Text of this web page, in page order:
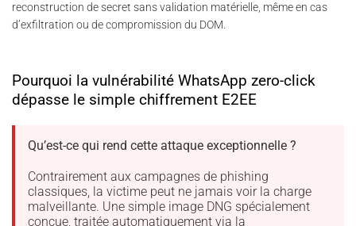
reconstruction de secret sans validation matérielle, même en cas
d’exfiltration ou de compromission du DOM.
Pourquoi la vulnérabilité WhatsApp zero-click
dépasse le simple chiffrement E2EE
Qu’est-ce qui rend cette attaque exceptionnelle ?
Contrairement aux campagnes de phishing
classiques, la victime peut ne jamais voir la charge
malveillante. Une simple image DNG spécialement
conçue, traitée automatiquement via la